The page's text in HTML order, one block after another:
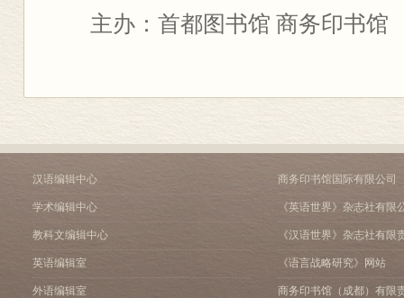
主办：首都图书馆 商务印书馆
汉语编辑中心
学术编辑中心
教科文编辑中心
英语编辑室
外语编辑室
商务印书馆国际有限公司
《英语世界》杂志社有限
《汉语世界》杂志社有限
《语言战略研究》网站
商务印书馆（成都）有限